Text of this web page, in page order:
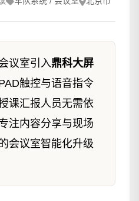
议室引入鼎科大屏
触控与语音指令
课汇报人员无需依
注内容分享与现场
会议室智能化升级